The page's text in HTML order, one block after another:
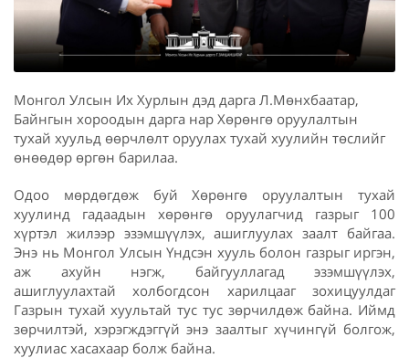
Монгол Улсын Их Хурлын дэд дарга Л.Мөнхбаатар,
Байнгын хороодын дарга нар Хөрөнгө оруулалтын
тухай хуульд өөрчлөлт оруулах тухай хуулийн төслийг
өнөөдөр өргөн барилаа.
Одоо мөрдөгдөж буй Хөрөнгө оруулалтын тухай
хуулинд гадаадын хөрөнгө оруулагчид газрыг 100
хүртэл жилээр эзэмшүүлэх, ашиглуулах заалт байгаа.
Энэ нь Монгол Улсын Үндсэн хууль болон газрыг иргэн,
аж ахуйн нэгж, байгууллагад эзэмшүүлэх,
ашиглуулахтай холбогдсон харилцааг зохицуулдаг
Газрын тухай хуультай тус тус зөрчилдөж байна. Иймд
зөрчилтэй, хэрэгждэггүй энэ заалтыг хүчингүй болгож,
хуулиас хасахаар болж байна.